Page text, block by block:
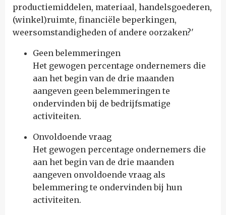
productiemiddelen, materiaal, handelsgoederen,
(winkel)ruimte, financiële beperkingen,
weersomstandigheden of andere oorzaken?'
Geen belemmeringen
Het gewogen percentage ondernemers die
aan het begin van de drie maanden
aangeven geen belemmeringen te
ondervinden bij de bedrijfsmatige
activiteiten.
Onvoldoende vraag
Het gewogen percentage ondernemers die
aan het begin van de drie maanden
aangeven onvoldoende vraag als
belemmering te ondervinden bij hun
activiteiten.